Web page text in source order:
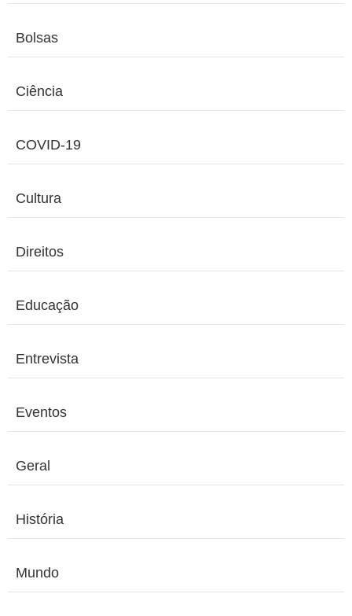
Bolsas
Ciência
COVID-19
Cultura
Direitos
Educação
Entrevista
Eventos
Geral
História
Mundo